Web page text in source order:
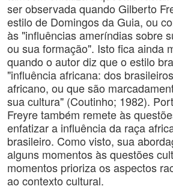
ser observada quando Gilberto
estilo de Domingos da Guia, ou
às "influências ameríndias sobre
ou sua formação". Isto fica ainda
quando o autor diz que o estilo
"influência africana: dos
africano, ou que são
sua cultura" (Coutinho; 1982).
Freyre também remete às
enfatizar a influência da raça
brasileiro. Como visto, sua
alguns momentos às questões
momentos prioriza os aspectos
ao contexto cultural.